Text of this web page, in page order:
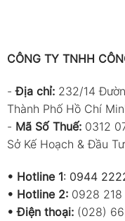
CÔNG TY TNHH
-Địa chỉ: 232/14
Thành Phố Hồ Chí
- Mã Số Thuế: 0312
Sở Kế Hoạch & Đầu
• Hotline 1: 0944
• Hotline 2: 0928
• Điện thoại: (028) 66